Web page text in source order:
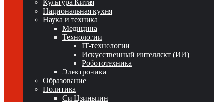
Культура Китая
Национальная кухня
Наука и техника
Медицина
Технологии
IT-технологии
Искусственный интеллект (ИИ)
Робототехника
Электроника
Образование
Политика
Си Цзиньпин